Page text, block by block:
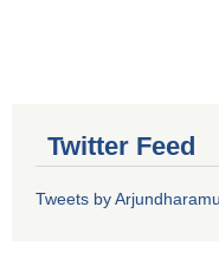
Twitter Feed
Tweets by